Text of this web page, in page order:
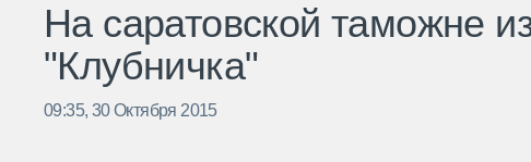
На саратовской таможне
"Клубничка"
09:35, 30 Октября 2015